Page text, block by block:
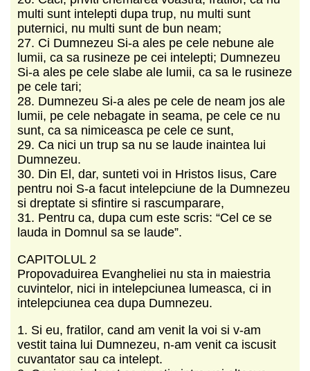
multi sunt intelepti dupa trup, nu multi sunt
puternici, nu multi sunt de bun neam;
27. Ci Dumnezeu Si-a ales pe cele nebune ale
lumii, ca sa rusineze pe cei intelepti; Dumnezeu
Si-a ales pe cele slabe ale lumii, ca sa le rusineze
pe cele tari;
28. Dumnezeu Si-a ales pe cele de neam jos ale
lumii, pe cele nebagate in seama, pe cele ce nu
sunt, ca sa nimiceasca pe cele ce sunt,
29. Ca nici un trup sa nu se laude inaintea lui
Dumnezeu.
30. Din El, dar, sunteti voi in Hristos Iisus, Care
pentru noi S-a facut intelepciune de la Dumnezeu
si dreptate si sfintire si rascumparare,
31. Pentru ca, dupa cum este scris: “Cel ce se
lauda in Domnul sa se laude”.
CAPITOLUL 2
Propovaduirea Evangheliei nu sta in maiestria
cuvintelor, nici in intelepciunea lumeasca, ci in
intelepciunea cea dupa Dumnezeu.
1. Si eu, fratilor, cand am venit la voi si v-am
vestit taina lui Dumnezeu, n-am venit ca iscusit
cuvantator sau ca intelept.